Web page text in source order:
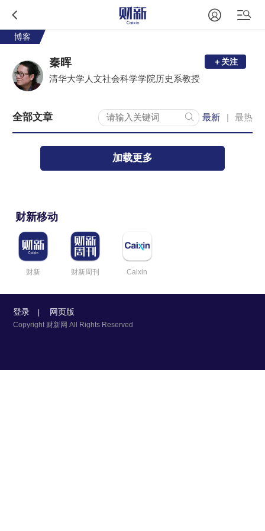
博客
秦晖
清华大学人文社会科学学院历史系教授
＋关注
全部文章 最新 最热
加载更多
财新移动
财新 财新周刊 Caixin
登录 | 网页版
Copyright 财新网 All Rights Reserved